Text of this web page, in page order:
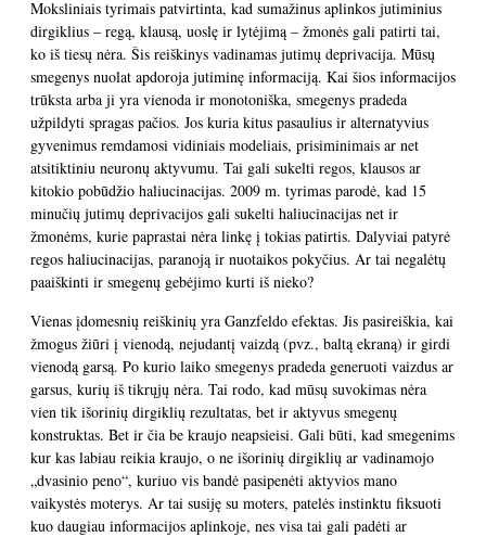
Moksliniais tyrimais patvirtinta, kad sumažinus aplinkos jutiminius
dirgiklius – regą, klausą, uoslę ir lytėjimą – žmonės gali patirti tai,
ko iš tiesų nėra. Šis reiškinys vadinamas jutimų deprivacija. Mūsų
smegenys nuolat apdoroja jutiminę informaciją. Kai šios informacijos
trūksta arba ji yra vienoda ir monotoniška, smegenys pradeda
užpildyti spragas pačios. Jos kuria kitus pasaulius ir alternatyvius
gyvenimus remdamosi vidiniais modeliais, prisiminimais ar net
atsitiktiniu neuronų aktyvumu. Tai gali sukelti regos, klausos ar
kitokio pobūdžio haliucinacijas. 2009 m. tyrimas parodė, kad 15
minučių jutimų deprivacijos gali sukelti haliucinacijas net ir
žmonėms, kurie paprastai nėra linkę į tokias patirtis. Dalyviai patyrė
regos haliucinacijas, paranoją ir nuotaikos pokyčius. Ar tai negalėtų
paaiškinti ir smegenų gebėjimo kurti iš nieko?
Vienas įdomesnių reiškinių yra Ganzfeldo efektas. Jis pasireiškia, kai
žmogus žiūri į vienodą, nejudantį vaizdą (pvz., baltą ekraną) ir girdi
vienodą garsą. Po kurio laiko smegenys pradeda generuoti vaizdus ar
garsus, kurių iš tikrųjų nėra. Tai rodo, kad mūsų suvokimas nėra
vien tik išorinių dirgiklių rezultatas, bet ir aktyvus smegenų
konstruktas. Bet ir čia be kraujo neapsieisi. Gali būti, kad smegenims
kur kas labiau reikia kraujo, o ne išorinių dirgiklių ar vadinamojo
„dvasinio peno“, kuriuo vis bandė pasipenėti aktyvios mano
vaikystės moterys. Ar tai susiję su moters, patelės instinktu fiksuoti
kuo daugiau informacijos aplinkoje, nes visa tai gali padėti ar